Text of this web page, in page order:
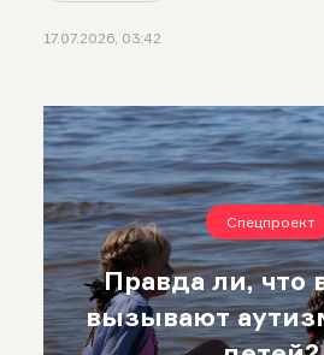
17.07.2026, 03:42
Спецпроект
Правда ли, что
вызывают